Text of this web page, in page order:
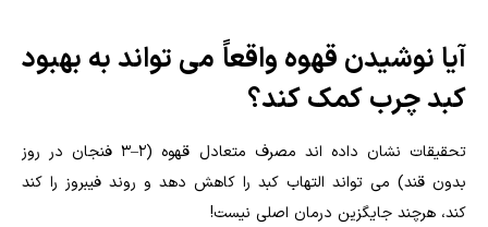
آیا نوشیدن قهوه واقعاً می تواند به بهبود
کبد چرب کمک کند؟
تحقیقات نشان داده اند مصرف متعادل قهوه (۲–۳ فنجان در روز
بدون قند) می تواند التهاب کبد را کاهش دهد و روند فیبروز را کند
کند، هرچند جایگزین درمان اصلی نیست!